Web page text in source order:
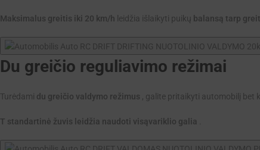
Maksimalus greitis iki 20 km/h leidžia išlaikyti puikų balansą tarp
Du greičio reguliavimo režimai
Turėdami du greičio valdymo režimus , galite pritaikyti automobilį bet
T standartinė žuvis leidžia naudoti visąvariklio galia